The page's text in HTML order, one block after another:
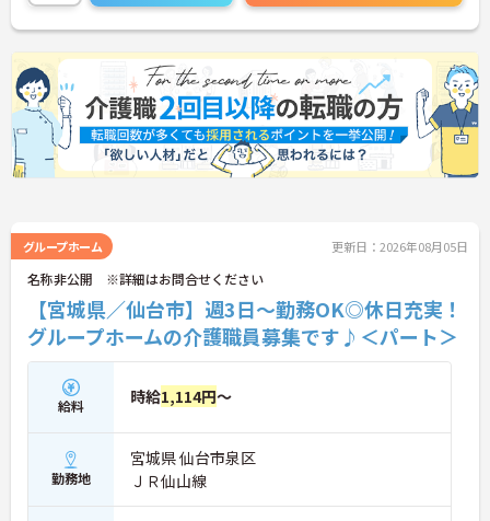
グループホーム 更新日：2026年08月05日
名称非公開 ※詳細はお問合せください
【宮城県／仙台市】週3日～勤務OK◎休日充実！
グループホームの介護職員募集です♪＜パート＞
給料 時給1,114円～
勤務地
宮城県 仙台市泉区
ＪＲ仙山線